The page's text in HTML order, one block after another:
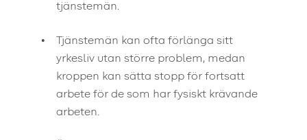
tjänstemän.
Tjänstemän kan ofta förlänga sitt
yrkesliv utan större problem, medan
kroppen kan sätta stopp för fortsatt
arbete för de som har fysiskt krävande
arbeten.